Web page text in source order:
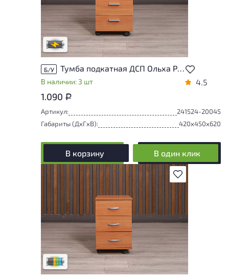
Степень износа находится на стадии
проверки. Вы можете уточнить
дополнительную информацию у
сотрудников магазина
В обработке
Б/У Тумба подкатная ДСП Ольха Россия
В наличии: 3 шт 4.5
1.090 Р
Артикул:
241524-20045
Габариты (ДxГxВ):
420x450x620
В корзину В один клик
В избранное
Товар представлен с разной степенью
износа. От состояния, приближенного к
новому, до незначительных повреждений,
не влияющих на удобство его
использования. Подробнее об износе в
разделе характеристики.
Разная степень износа